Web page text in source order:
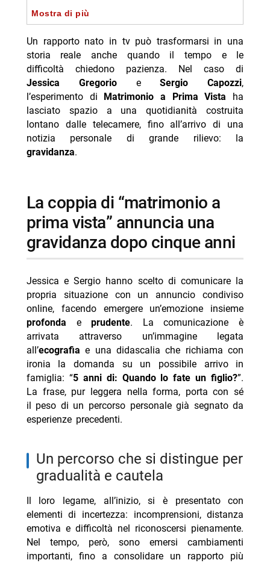
- l’annuncio e l’emozione dopo una perdita
-- gioia, ma anche timore e gratitudine per i segnali
- la felicità “spaventosa” e la scelta di procedere con
consapevolezza
-- un nuovo capitolo dopo l’esperimento televisivo
-- Scopri di più da Jump the shark
-- RispondiAnnulla risposta
serata
- Un’estate ai Caraibi stasera su Rete 4: trama e cast
- Mbappé ed Ester Expósito coppia dell’estate 2026?
- Filippo Bisciglia sogna un game show in studio
Mostra di più
Un rapporto nato in tv può trasformarsi in una
storia reale anche quando il tempo e le
difficoltà chiedono pazienza. Nel caso di
Jessica GregorioeSergio Capozzi,
l’esperimento di Matrimonio a Prima Vista ha
lasciato spazio a una quotidianità costruita
lontano dalle telecamere, fino all’arrivo di una
notizia personale di grande rilievo: la
gravidanza.
la coppia di “matrimonio a
prima vista” annuncia una
gravidanza dopo cinque anni
Jessica e Sergio hanno scelto di comunicare la
propria situazione con un annuncio condiviso
online, facendo emergere un’emozione insieme
profonda eprudente. La comunicazione è
arrivata attraverso un’immagine legata
all’ecografia e una didascalia che richiama con
ironia la domanda su un possibile arrivo in
famiglia: “5 anni di: Quando lo fate un figlio?”.
La frase, pur leggera nella forma, porta con sé
il peso di un percorso personale già segnato da
esperienze precedenti.
un percorso che si distingue per
gradualità e cautela
Il loro legame, all’inizio, si è presentato con
elementi di incertezza: incomprensioni, distanza
emotiva e difficoltà nel riconoscersi pienamente.
Nel tempo, però, sono emersi cambiamenti
importanti, fino a consolidare un rapporto più